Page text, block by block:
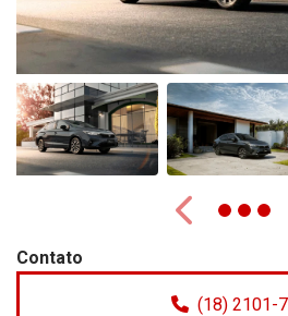
Anterior
Contato
(18) 2101-